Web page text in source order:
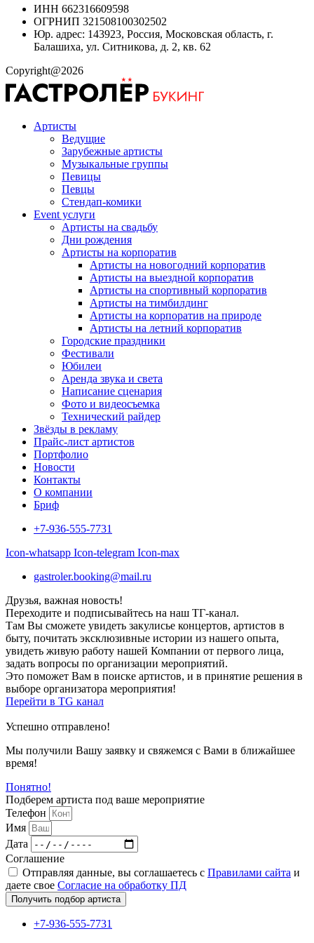
ИНН 662316609598
ОГРНИП 321508100302502
Юр. адрес: 143923, Россия, Московская область, г.
Балашиха, ул. Ситникова, д. 2, кв. 62
Copyright@2026
Артисты
Ведущие
Зарубежные артисты
Музыкальные группы
Певицы
Певцы
Стендап-комики
Event услуги
Артисты на свадьбу
Дни рождения
Артисты на корпоратив
Артисты на новогодний корпоратив
Артисты на выездной корпоратив
Артисты на спортивный корпоратив
Артисты на тимбилдинг
Артисты на корпоратив на природе
Артисты на летний корпоратив
Городские праздники
Фестивали
Юбилеи
Аренда звука и света
Написание сценария
Фото и видеосъемка
Технический райдер
Звёзды в рекламу
Прайс-лист артистов
Портфолио
Новости
Контакты
О компании
Бриф
+7-936-555-7731
Icon-whatsapp Icon-telegram Icon-max
gastroler.booking@mail.ru
Друзья, важная новость!
Переходите и подписывайтесь на наш ТГ-канал.
Там Вы сможете увидеть закулисье концертов, артистов в
быту, почитать эксклюзивные истории из нашего опыта,
увидеть живую работу нашей Компании от первого лица,
задать вопросы по организации мероприятий.
Это поможет Вам в поиске артистов, и в принятие решения в
выборе организатора мероприятия!
Перейти в TG канал
Успешно отправлено!
Мы получили Вашу заявку и свяжемся с Вами в ближайшее
время!
Понятно!
Подберем артиста под ваше мероприятие
Телефон
Имя
Дата
Соглашение
Отправляя данные, вы соглашаетесь с Правилами сайта и
даете свое Согласие на обработку ПД
Получить подбор артиста
+7-936-555-7731